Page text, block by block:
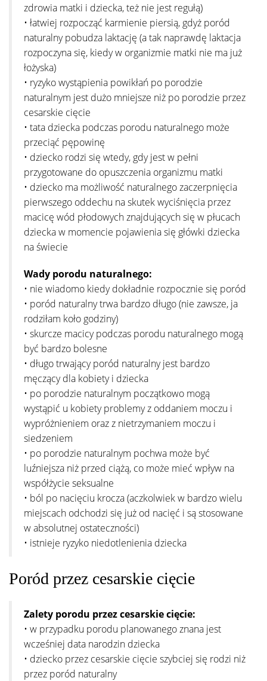
zdrowia matki i dziecka, też nie jest regułą)
• łatwiej rozpocząć karmienie piersią, gdyż poród
naturalny pobudza laktację (a tak naprawdę laktacja
rozpoczyna się, kiedy w organizmie matki nie ma już
łożyska)
• ryzyko wystąpienia powikłań po porodzie
naturalnym jest dużo mniejsze niż po porodzie przez
cesarskie cięcie
• tata dziecka podczas porodu naturalnego może
przeciąć pępowinę
• dziecko rodzi się wtedy, gdy jest w pełni
przygotowane do opuszczenia organizmu matki
• dziecko ma możliwość naturalnego zaczerpnięcia
pierwszego oddechu na skutek wyciśnięcia przez
macicę wód płodowych znajdujących się w płucach
dziecka w momencie pojawienia się główki dziecka
na świecie
Wady porodu naturalnego:
• nie wiadomo kiedy dokładnie rozpocznie się poród
• poród naturalny trwa bardzo długo (nie zawsze, ja
rodziłam koło godziny)
• skurcze macicy podczas porodu naturalnego mogą
być bardzo bolesne
• długo trwający poród naturalny jest bardzo
męczący dla kobiety i dziecka
• po porodzie naturalnym początkowo mogą
wystąpić u kobiety problemy z oddaniem moczu i
wypróżnieniem oraz z nietrzymaniem moczu i
siedzeniem
• po porodzie naturalnym pochwa może być
luźniejsza niż przed ciążą, co może mieć wpływ na
współżycie seksualne
• ból po nacięciu krocza (aczkolwiek w bardzo wielu
miejscach odchodzi się już od nacięć i są stosowane
w absolutnej ostateczności)
• istnieje ryzyko niedotlenienia dziecka
Poród przez cesarskie cięcie
Zalety porodu przez cesarskie cięcie:
• w przypadku porodu planowanego znana jest
wcześniej data narodzin dziecka
• dziecko przez cesarskie cięcie szybciej się rodzi niż
przez poród naturalny